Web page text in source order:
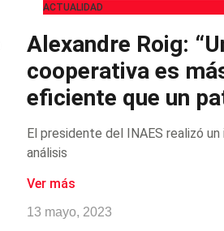
ACTUALIDAD
Alexandre Roig:
cooperativa es
eficiente que un
El presidente del INAES realizó
análisis
Ver más
13 mayo, 2023